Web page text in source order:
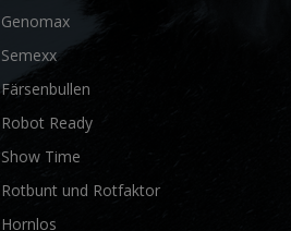
Genomax
Semexx
Färsenbullen
Robot Ready
Show Time
Rotbunt und Rotfaktor
Hornlos